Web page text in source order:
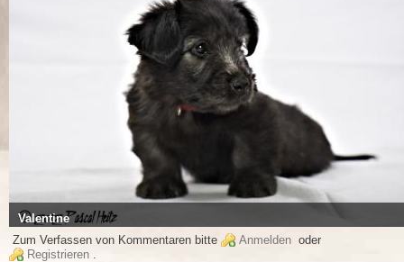
Valentine
Zum Verfassen von Kommentaren bitte
Anmelden oder
Registrieren